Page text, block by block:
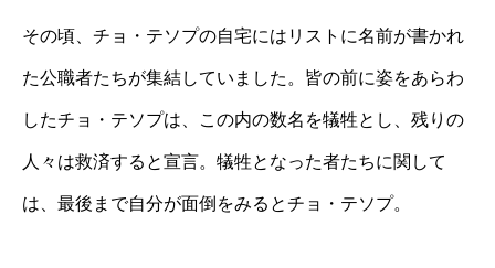
その頃、チョ・テソプの自宅にはリストに名前が書かれ
た公職者たちが集結していました。皆の前に姿をあらわ
したチョ・テソプは、この内の数名を犠牲とし、残りの
人々は救済すると宣言。犠牲となった者たちに関して
は、最後まで自分が面倒をみるとチョ・テソプ。